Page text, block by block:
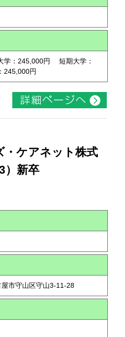
：245,000円 短期大学：
円
・ケアネット株式
）新卒
市守山区守山3-11-28